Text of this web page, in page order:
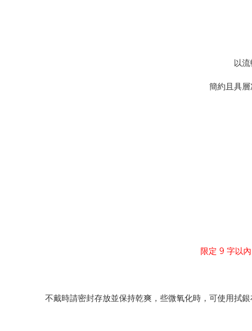
以
簡約且具
限定 9 字以內
不戴時請密封存放並保持乾爽，些微氧化時，可使用拭